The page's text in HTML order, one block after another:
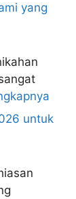
yang
untuk